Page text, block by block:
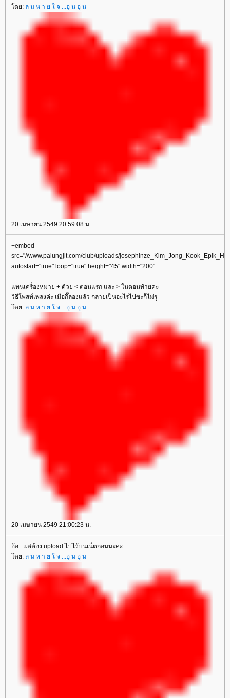
ดย: ล ม ห า ย ใ จ ...อุ่ น อุ่ น
20 เมษายน 2549 20:59:08 น.
+embed
src="//www.palungjit.com/club/uploads/
autostart="true" loop="true" height="45" width="200"+
ทนเครื่องหมาย + ด้วย < ตอนแรก และ > ในตอนท้ายคะ
วิธีโพสท์เพลงค่ะ เมื่อกี๊ลองแล้ว กลายเป็นอะไรไปซะก็ไม่รุ
ดย: ล ม ห า ย ใ จ ...อุ่ น อุ่ น
20 เมษายน 2549 21:00:23 น.
อ้อ...แต่ต้อง upload ไปไว้บนเน็ตก่อนนะคะ
ดย: ล ม ห า ย ใ จ ...อุ่ น อุ่ น